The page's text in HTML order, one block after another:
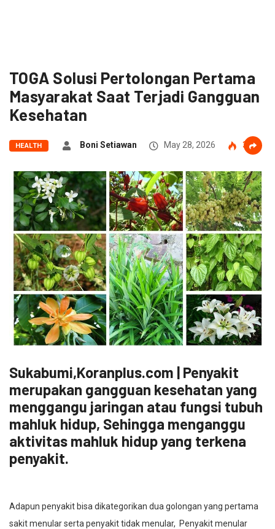
TOGA Solusi Pertolongan Pertama
Masyarakat Saat Terjadi Gangguan
Kesehatan
HEALTH Boni Setiawan May 28, 2026 35
Sukabumi,Koranplus.com | Penyakit
merupakan gangguan kesehatan yang
menggangu jaringan atau fungsi tubuh
mahluk hidup, Sehingga menganggu
aktivitas mahluk hidup yang terkena
penyakit.
Adapun penyakit bisa dikategorikan dua golongan yang pertama
sakit menular serta penyakit tidak menular, Penyakit menular